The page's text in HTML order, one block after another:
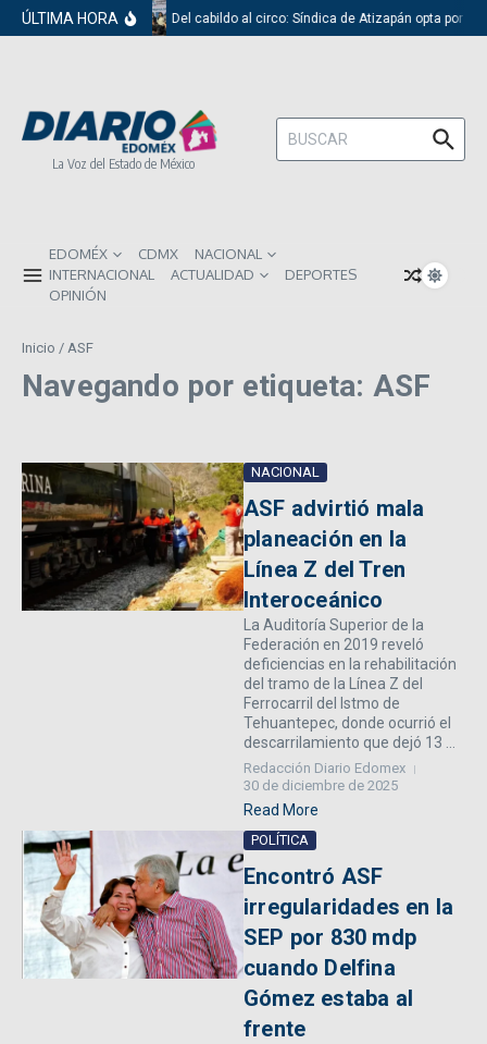
Saltar al contenido
ÚLTIMA HORA Del cabildo al circo: Síndica de Atizapán opta por
La Voz del Estado de México
Buscar:
EDOMÉX CDMX
NACIONAL
INTERNACIONAL
ACTUALIDAD
DEPORTES
OPINIÓN
Inicio / ASF
Navegando por etiqueta: ASF
NACIONAL
ASF advirtió mala
planeación en la
Línea Z del Tren
Interoceánico
La Auditoría Superior de la
Federación en 2019 reveló
deficiencias en la rehabilitación
del tramo de la Línea Z del
Ferrocarril del Istmo de
Tehuantepec, donde ocurrió el
descarrilamiento que dejó 13 ...
Redacción Diario Edomex
30 de diciembre de 2025
Read More
POLÍTICA
Encontró ASF
irregularidades en la
SEP por 830 mdp
cuando Delfina
Gómez estaba al
frente